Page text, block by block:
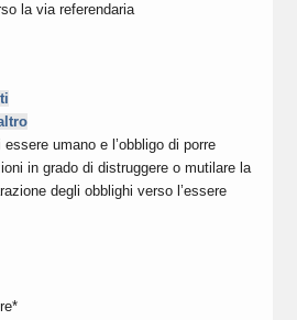
la via referendaria
essere umano e l’obbligo di porre
in grado di distruggere o mutilare la
degli obblighi verso l’essere